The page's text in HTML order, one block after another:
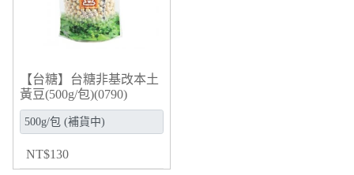
【台糖】台糖非基改本土
黃豆(500g/包)(0790)
NT$130